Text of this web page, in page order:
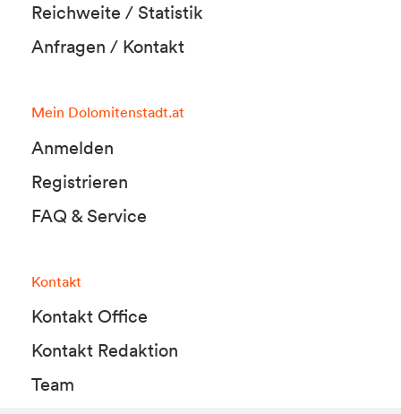
Reichweite / Statistik
Anfragen / Kontakt
Mein Dolomitenstadt.at
Anmelden
Registrieren
FAQ & Service
Kontakt
Kontakt Office
Kontakt Redaktion
Team